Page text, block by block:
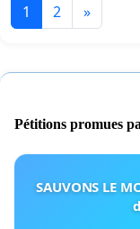
1 2 »
Pétitions promues
SAUVONS LE